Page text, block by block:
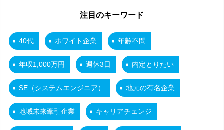
注目のキーワード
40代 ホワイト企業 年齢不問
年収1,000万円 週休3日 内定とりたい
SE（システムエンジニア） 地元の有名企業
地域未来牽引企業 キャリアチェンジ